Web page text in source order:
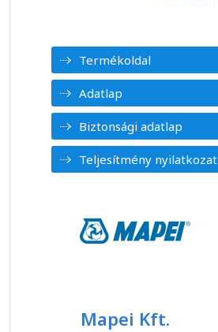
Termékoldal
Adatlap
Biztonsági adatlap
Teljesítmény nyilatkozat
Mapei Kft.